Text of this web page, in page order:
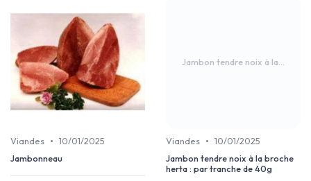
Viandes • 10/01/2025
Jambonneau
Jambon tendre noix à la...
Viandes • 10/01/2025
Jambon tendre noix à la broche
herta : par tranche de 40g